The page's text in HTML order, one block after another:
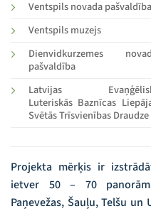
Ventspils novada pašvaldība
Ventspils muzejs
Dienvidkurzemes
pašvaldība
Latvijas
Luteriskās Baznīcas
Svētās Trīsvienības Draudze
Projekta mērķis ir izstrādāt
ietver 50 – 70
Paņevežas, Šauļu, Telšu